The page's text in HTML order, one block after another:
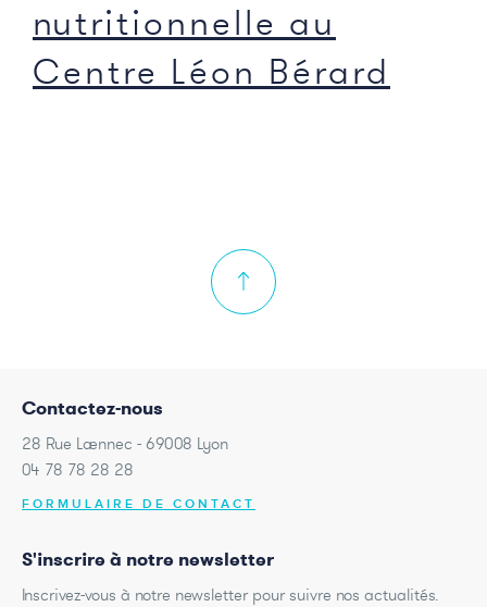
nutritionnelle au
Centre Léon Bérard
Contactez-nous
28 Rue Laennec - 69008 Lyon
04 78 78 28 28
FORMULAIRE DE CONTACT
S'inscrire à notre newsletter
Inscrivez-vous à notre newsletter pour suivre nos actualités.